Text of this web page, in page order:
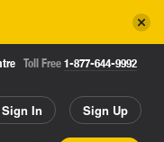
Toll Free 1-877-644-9992
Sign In Sign Up